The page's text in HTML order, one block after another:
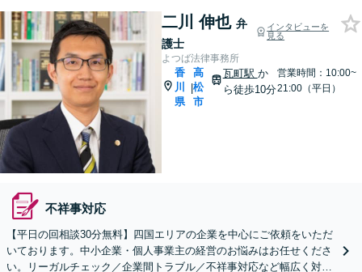
二川 伸也 弁
護士
インタビューを
見る
よつば法律事務所
香
川
県
|
高
松
市
瓦町駅 か
ら徒歩10分
営業時間：10:00~
21:00（平日）
不祥事対応
【平日の回相談30分無料】四国エリアの企業を中心にご依頼をいただ
いております。中小企業・個人事業主の経営のお悩みはお任せくださ
い。リーガルチェック／企業間トラブル／不祥事対応など幅広く対応